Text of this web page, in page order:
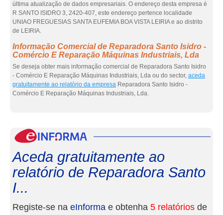
última atualização de dados empresariais. O endereço desta empresa é
R SANTO ISIDRO 3, 2420-407, este endereço pertence localidade
UNIAO FREGUESIAS SANTA EUFEMIA BOA VISTA LEIRIA e ao distrito
de LEIRIA.
Informação Comercial de Reparadora Santo Isidro -
Comércio E Reparação Máquinas Industriais, Lda
Se deseja obter mais informação comercial de Reparadora Santo Isidro
- Comércio E Reparação Máquinas Industriais, Lda ou do sector, aceda
gratuitamente ao relatório da empresa Reparadora Santo Isidro -
Comércio E Reparação Máquinas Industriais, Lda.
Aceda gratuitamente ao
relatório de Reparadora Santo
I...
Registe-se na eInforma e obtenha 5 relatórios de